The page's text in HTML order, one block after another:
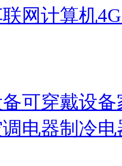
网计算机
可穿戴设备
电器制冷电